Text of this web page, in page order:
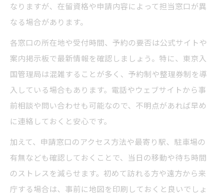
なりますが、在留資格や申請内容によって担当窓口が異
なる場合があります。
各窓口の所在地や受付時間、予約の要否は公式サイトや
案内掲示板で最新情報を確認しましょう。特に、東京入
国管理局は混雑することが多く、予約制や整理券制を導
入している場合もあります。電話やウェブサイトから事
前相談や問い合わせも可能なので、不明点があれば早め
に連絡しておくと安心です。
加えて、申請窓口のアクセス方法や最寄り駅、駐車場の
有無なども確認しておくことで、当日の移動や待ち時間
のストレスを減らせます。初めて訪れる方や遠方から来
庁する場合は、事前に地図を印刷しておくと良いでしょ